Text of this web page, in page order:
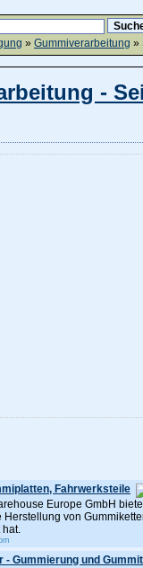
» Gummiverarbeitung »
-
Fahrwerksteile
Europe GmbH
Herstellung von
hat.
- Gummierung und